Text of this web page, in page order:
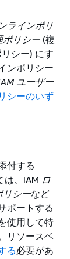
ラインポリ
ポリシー(複
シー) にす
ンポリシー
ユーザー
シーのいず
付する
は、IAM ロ
リシーなど
ポートする
使用して特
リソースベ
る必要があ